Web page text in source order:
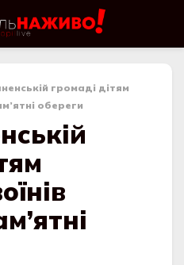
громаді дітям
обереги